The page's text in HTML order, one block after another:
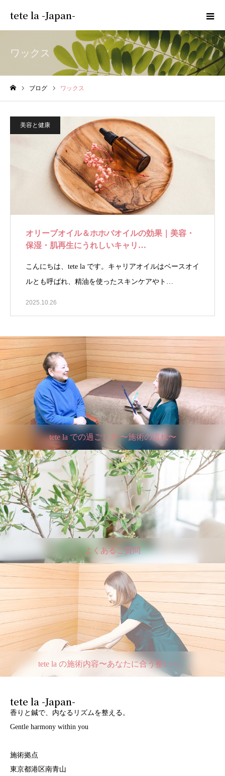
tete la -Japan-
ワックス
ブログ ワックス
美容と健康
オリーブオイル＆ホホバオイルの効果｜美容・
保湿・肌再生にうれしいキャリ…
こんにちは、tete la です。キャリアオイルはベースオイ
ルとも呼ばれ、精油を使ったスキンケアやト…
2025.10.26
tete la での過ごし方 〜施術の流れ〜
よくあるご質問
tete la の施術内容〜あなたに合う整いへ。
tete la -Japan-
香りと鍼で、内なるリズムを整える。
Gentle harmony within you
施術拠点
東京都港区南青山